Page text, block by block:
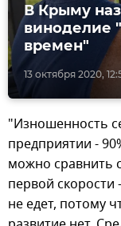
13 октября 2020,
В Крыму
виноделие
времен"
"Изношенность
предприятии -
можно сравнить
первой
не едет, потому